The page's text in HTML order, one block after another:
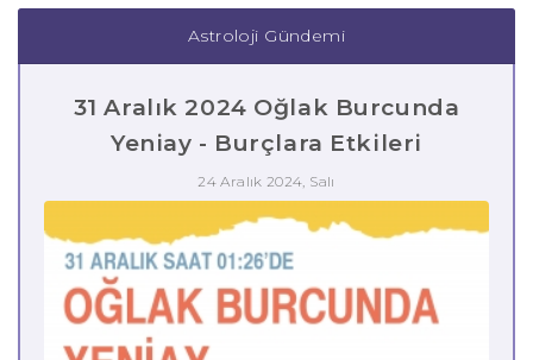
Astroloji Gündemi
31 Aralık 2024 Oğlak Burcunda
Yeniay - Burçlara Etkileri
24 Aralık 2024, Salı